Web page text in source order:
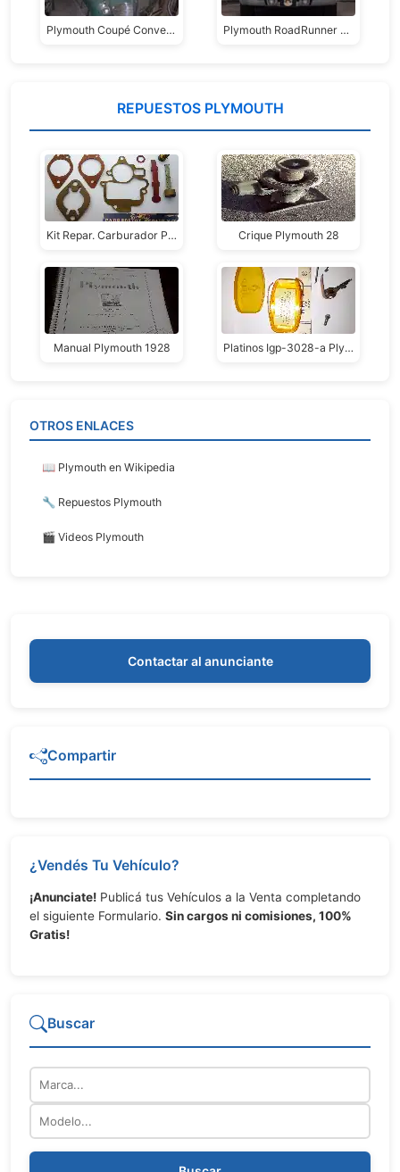
Plymouth Coupé Convertible 1941 Special De Luxe Plymouth RoadRunner 1970
REPUESTOS PLYMOUTH
Kit Repar. Carburador Plymouth 39-41 Orig Usa Marca Pacco Crique Plymouth 28
Manual Plymouth 1928 Platinos Igp-3028-a Plymouth 6 Cilindros 1935 Al 38
OTROS ENLACES
📖 Plymouth en Wikipedia
🔧 Repuestos Plymouth
🎬 Videos Plymouth
Contactar al anunciante
Compartir
¿Vendés Tu Vehículo?
¡Anunciate! Publicá tus Vehículos a la Venta completando
el siguiente Formulario. Sin cargos ni comisiones, 100%
Gratis!
Buscar
Marca
Modelo